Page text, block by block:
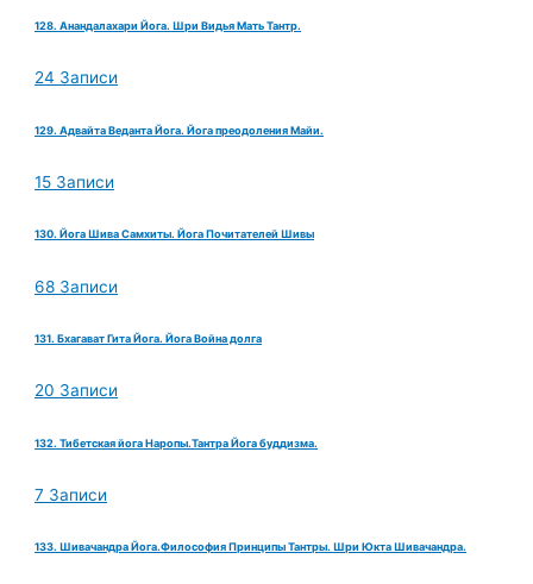
128. Анандалахари Йога. Шри Видья Мать Тантр.
24 Записи
129. Адвайта Веданта Йога. Йога преодоления Майи.
15 Записи
130. Йога Шива Самхиты. Йога Почитателей Шивы
68 Записи
131. Бхагават Гита Йога. Йога Война долга
20 Записи
132. Тибетская йога Наропы.Тантра Йога буддизма.
7 Записи
133. Шивачандра Йога.Философия Принципы Тантры. Шри Юкта Шивачандра.